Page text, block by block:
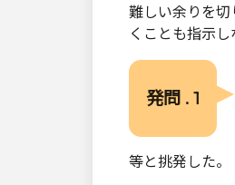
難しい余りを
くことも指示し
発問 . 1
等と挑発した。